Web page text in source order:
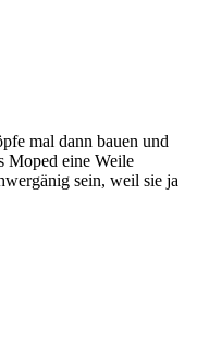
mal dann bauen und
Moped eine Weile
sein, weil sie ja